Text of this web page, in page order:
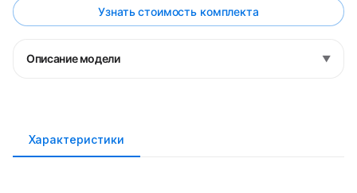
Узнать стоимость комплекта
Описание модели ▼
Характеристики